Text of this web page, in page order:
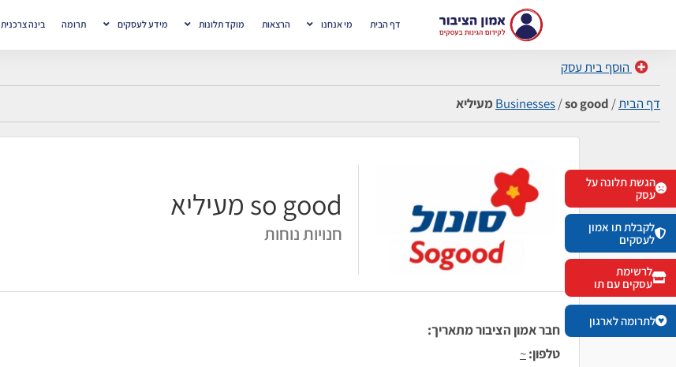
דף הבית מי אנחנו הרצאות מוקד תלונות מידע לעסקים תרומה בינה צרכנית
הוסף בית עסק
דף הבית/
Businesses/so good מעיליא
so good מעיליא
חנויות נוחות
חבר אמון הציבור מתאריך:
טלפון:~
הגשת תלונה על
עסק
לקבלת תו אמון
לעסקים
לתרומה לארגון
לרשימת
עסקים עם תו